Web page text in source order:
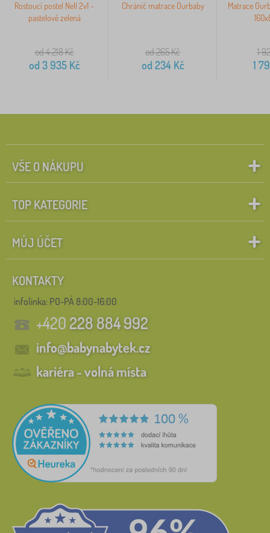
Rostoucí postel Nell 2v1 -
pastelově zelená
od 4 218Kč
od 3 935Kč
Chránič matrace Ourbaby
od 265Kč
od 234Kč
Matrace
1
1
VŠE O NÁKUPU
TOP KATEGORIE
MŮJ ÚČET
KONTAKTY
infolinka: PO-PÁ 8:00-16:00
+420228 884 992
info@babynabytek.cz
kariéra - volná místa